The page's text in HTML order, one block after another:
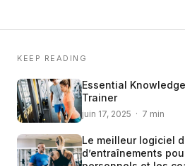
KEEP READING
Essential
Trainer
juin 17, 2025 · 7 min
Le meilleur logiciel
d’entraînements